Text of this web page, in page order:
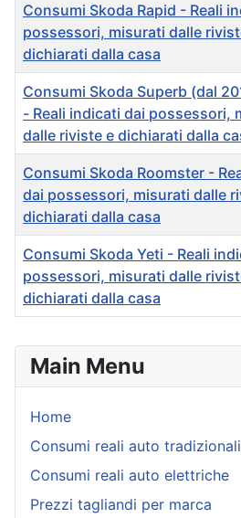
Main Menu
Home
Consumi reali auto
Consumi reali auto elettriche
Prezzi tagliandi per marca
Consumi Skoda Rapid - Reali
possessori, misurati dalle
dichiarati dalla casa
Consumi Skoda Superb (dal
- Reali indicati dai possessori,
dalle riviste e dichiarati dalla
Consumi Skoda Roomster -
dai possessori, misurati dalle
dichiarati dalla casa
Consumi Skoda Yeti - Reali
possessori, misurati dalle
dichiarati dalla casa